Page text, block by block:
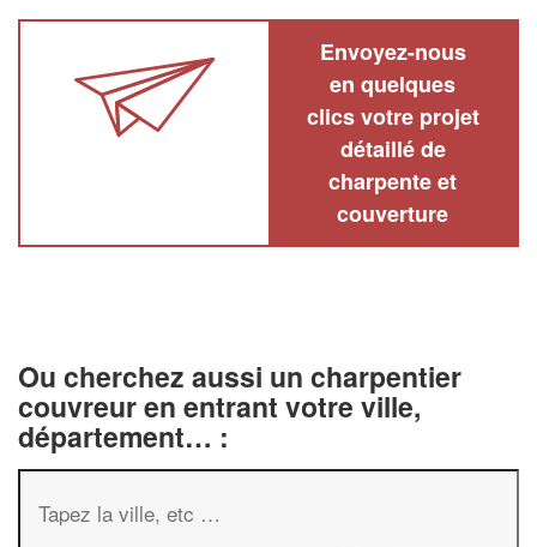
Envoyez-nous
en quelques
clics votre projet
détaillé de
charpente et
couverture
Ou cherchez aussi un charpentier
couvreur en entrant votre ville,
département… :